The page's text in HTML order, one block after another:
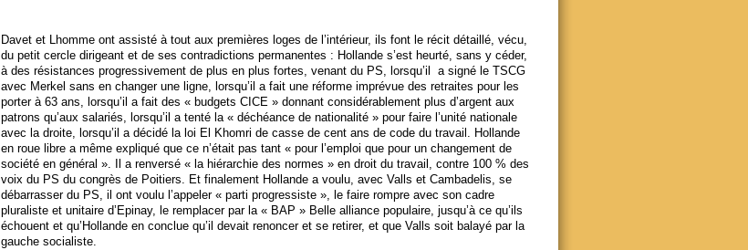
Davet et Lhomme ont assisté à tout aux premières loges de l’intérieur, ils font le récit détaillé, vécu,
du petit cercle dirigeant et de ses contradictions permanentes : Hollande s’est heurté, sans y céder,
à des résistances progressivement de plus en plus fortes, venant du PS, lorsqu’il a signé le TSCG
avec Merkel sans en changer une ligne, lorsqu’il a fait une réforme imprévue des retraites pour les
porter à 63 ans, lorsqu’il a fait des « budgets CICE » donnant considérablement plus d’argent aux
patrons qu’aux salariés, lorsqu’il a tenté la « déchéance de nationalité » pour faire l’unité nationale
avec la droite, lorsqu’il a décidé la loi El Khomri de casse de cent ans de code du travail. Hollande
en roue libre a même expliqué que ce n’était pas tant « pour l’emploi que pour un changement de
société en général ». Il a renversé « la hiérarchie des normes » en droit du travail, contre 100 % des
voix du PS du congrès de Poitiers. Et finalement Hollande a voulu, avec Valls et Cambadelis, se
débarrasser du PS, il ont voulu l’appeler « parti progressiste », le faire rompre avec son cadre
pluraliste et unitaire d’Epinay, le remplacer par la « BAP » Belle alliance populaire, jusqu’à ce qu’ils
échouent et qu’Hollande en conclue qu’il devait renoncer et se retirer, et que Valls soit balayé par la
gauche socialiste.